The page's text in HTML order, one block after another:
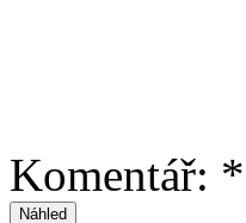
Komentář: *